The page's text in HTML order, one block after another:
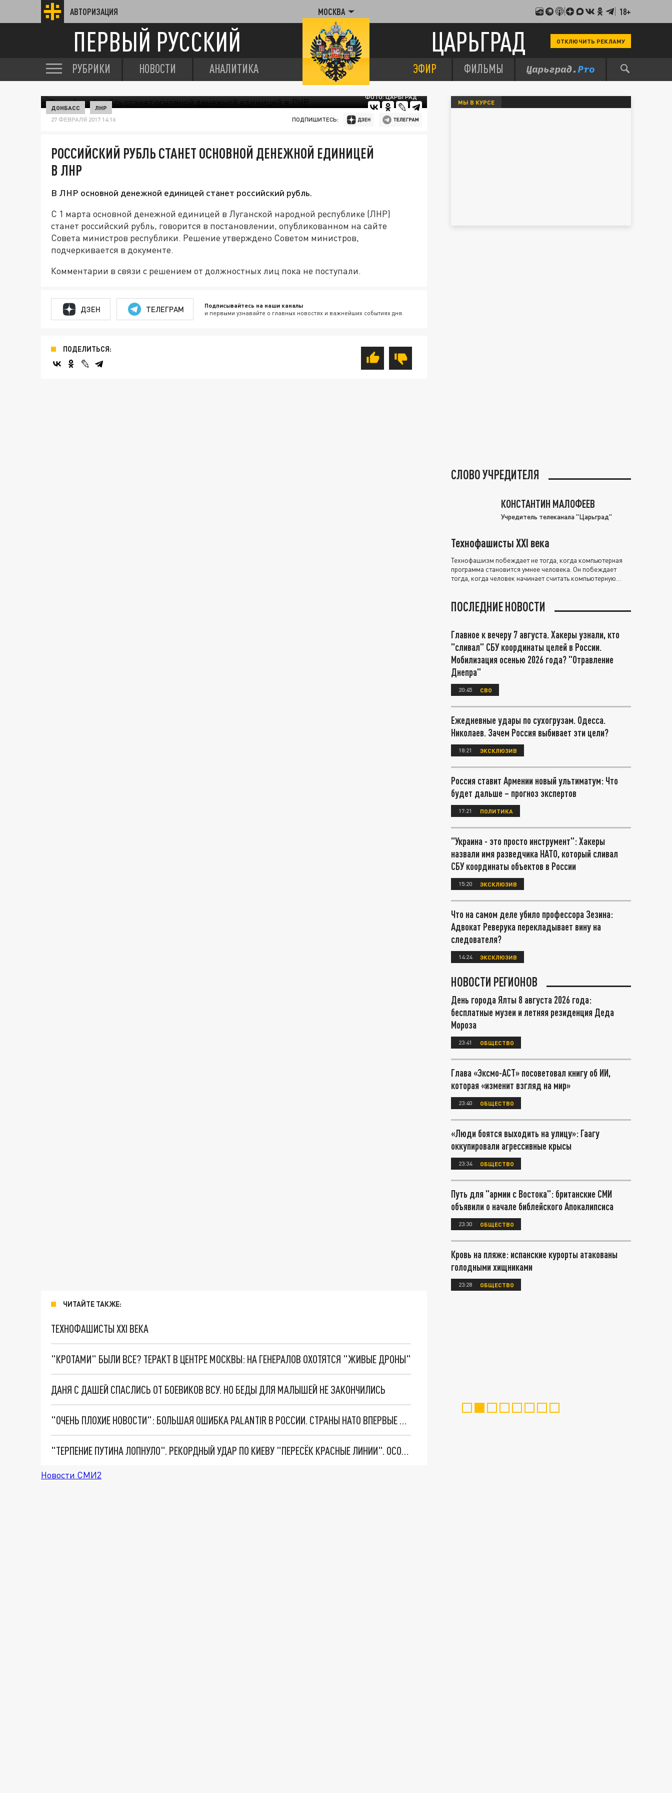
АВТОРИЗАЦИЯ МОСКВА 18+
ПЕРВЫЙ РУССКИЙ ЦАРЬГРАД ОТКЛЮЧИТЬ РЕКЛАМУ
РУБРИКИ НОВОСТИ АНАЛИТИКА ЭФИР ФИЛЬМЫ
ФОТО: ЦАРЬГРАД
ДОНБАСС ЛНР
27 ФЕВРАЛЯ 2017 14:16 ПОДПИШИТЕСЬ:
РОССИЙСКИЙ РУБЛЬ СТАНЕТ ОСНОВНОЙ ДЕНЕЖНОЙ ЕДИНИЦЕЙ
В ЛНР
В ЛНР основной денежной единицей станет российский рубль.
С 1 марта основной денежной единицей в Луганской народной республике (ЛНР)
станет российский рубль, говорится в постановлении, опубликованном на сайте
Совета министров республики. Решение утверждено Советом министров,
подчеркивается в документе.
Комментарии в связи с решением от должностных лиц пока не поступали.
ДЗЕН ТЕЛЕГРАМ Подписывайтесь на наши каналы
и первыми узнавайте о главных новостях и важнейших событиях дня.
ПОДЕЛИТЬСЯ:
ЧИТАЙТЕ ТАКЖЕ:
ТЕХНОФАШИСТЫ XXI ВЕКА
"КРОТАМИ" БЫЛИ ВСЕ? ТЕРАКТ В ЦЕНТРЕ МОСКВЫ: НА ГЕНЕРАЛОВ ОХОТЯТСЯ "ЖИВЫЕ ДРОНЫ"
ДАНЯ С ДАШЕЙ СПАСЛИСЬ ОТ БОЕВИКОВ ВСУ. НО БЕДЫ ДЛЯ МАЛЫШЕЙ НЕ ЗАКОНЧИЛИСЬ
"ОЧЕНЬ ПЛОХИЕ НОВОСТИ": БОЛЬШАЯ ОШИБКА PALANTIR В РОССИИ. СТРАНЫ НАТО ВПЕРВЫЕ ЗА СВО ОСТАНОВИЛИ ПОСТАВКИ ОРУЖИЯ. ВСУ ТЕРЯЮТ ПРИГРАНИЧЬЕ?
"ТЕРПЕНИЕ ПУТИНА ЛОПНУЛО". РЕКОРДНЫЙ УДАР ПО КИЕВУ "ПЕРЕСЁК КРАСНЫЕ ЛИНИИ". ОСОБЫЕ СПЕЦЫ КНДР НА ЛБС? ТАЙНЫЕ ПЕРЕГОВОРЫ ЕВРОПЫ И МОСКВЫ
Новости СМИ2
МЫ В КУРСЕ
СЛОВО УЧРЕДИТЕЛЯ
КОНСТАНТИН МАЛОФЕЕВ
Учредитель телеканала "Царьград"
Технофашисты XXI века
Технофашизм побеждает не тогда, когда компьютерная
программа становится умнее человека. Он побеждает
тогда, когда человек начинает считать компьютерную
ПОСЛЕДНИЕ НОВОСТИ
Главное к вечеру 7 августа. Хакеры узнали, кто
"сливал" СБУ координаты целей в России.
Мобилизация осенью 2026 года? "Отравление
Днепра"
20:45 СВО
Ежедневные удары по сухогрузам. Одесса.
Николаев. Зачем Россия выбивает эти цели?
18:21 ЭКСКЛЮЗИВ
Россия ставит Армении новый ультиматум: Что
будет дальше – прогноз экспертов
17:21 ПОЛИТИКА
"Украина - это просто инструмент": Хакеры
назвали имя разведчика НАТО, который сливал
СБУ координаты объектов в России
15:20 ЭКСКЛЮЗИВ
Что на самом деле убило профессора Зезина:
Адвокат Реверука перекладывает вину на
следователя?
14:24 ЭКСКЛЮЗИВ
НОВОСТИ РЕГИОНОВ
День города Ялты 8 августа 2026 года:
бесплатные музеи и летняя резиденция Деда
Мороза
23:41 ОБЩЕСТВО
Глава «Эксмо-АСТ» посоветовал книгу об ИИ,
которая «изменит взгляд на мир»
23:40 ОБЩЕСТВО
«Люди боятся выходить на улицу»: Гаагу
оккупировали агрессивные крысы
23:34 ОБЩЕСТВО
Путь для "армии с Востока": британские СМИ
объявили о начале библейского Апокалипсиса
23:30 ОБЩЕСТВО
Кровь на пляже: испанские курорты атакованы
голодными хищниками
23:28 ОБЩЕСТВО